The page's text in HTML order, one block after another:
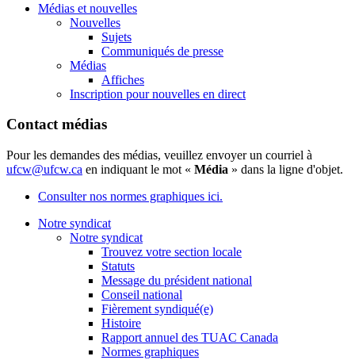
Médias et nouvelles
Nouvelles
Sujets
Communiqués de presse
Médias
Affiches
Inscription pour nouvelles en direct
Contact médias
Pour les demandes des médias, veuillez envoyer un courriel à
ufcw@ufcw.ca en indiquant le mot « Média » dans la ligne d'objet.
Consulter nos normes graphiques ici.
Notre syndicat
Notre syndicat
Trouvez votre section locale
Statuts
Message du président national
Conseil national
Fièrement syndiqué(e)
Histoire
Rapport annuel des TUAC Canada
Normes graphiques